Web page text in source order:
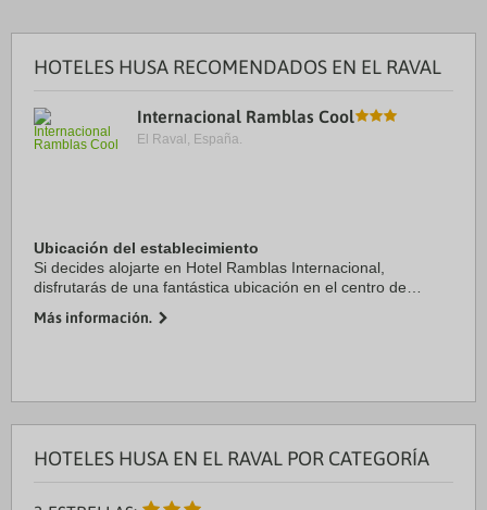
HOTELES HUSA RECOMENDADOS EN EL RAVAL
Internacional Ramblas Cool
El Raval, España.
Ubicación del establecimiento
Si decides alojarte en Hotel Ramblas Internacional,
disfrutarás de una fantástica ubicación en el centro de
de Catedral de Barcelona. Además, este ...
Más información.
HOTELES HUSA EN EL RAVAL POR CATEGORÍA